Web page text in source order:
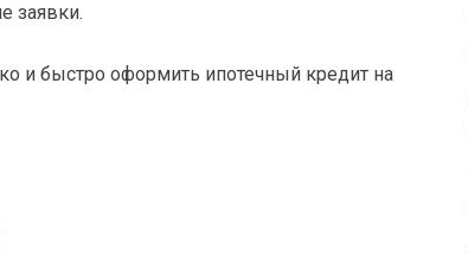
заявки.
и быстро оформить ипотечный кредит на